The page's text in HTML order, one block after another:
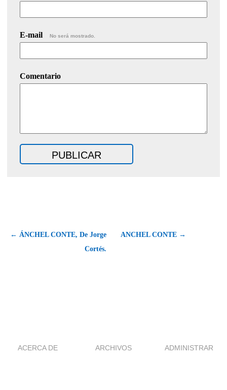
E-mail No será mostrado.
Comentario
← ÁNCHEL CONTE, De Jorge
Cortés.
ANCHEL CONTE →
ACERCA DE ARCHIVOS ADMINISTRAR